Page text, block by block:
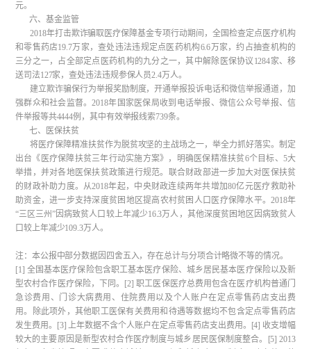
元。
六、基金监管
2018年打击欺诈骗取医疗保障基金专项行动期间，全国检查定点医疗机构
和零售药店19.7万家，查处违法违规定点医药机构6.6万家，约占抽查机构的
三分之一，占全部定点医药机构的九分之一，其中解除医保协议1284家、移
送司法127家，查处违法违规参保人员2.4万人。
建立欺诈骗保行为举报奖励制度，开通举报投诉电话和微信举报通道，加
强群众和社会监督。2018年国家医保局收到电话举报、微信公众号举报、信
件举报等共4444例，其中有效举报线索739条。
七、医保扶贫
将医疗保障精准扶贫作为脱贫攻坚的主战场之一，举全力抓好落实。制定
出台《医疗保障扶贫三年行动实施方案》，明确医保精准扶贫6个目标、5大
举措，并对各地医保扶贫政策进行规范。联合财政部进一步加大对医保扶贫
的财政补助力度。从2018年起，中央财政连续两年共增加80亿元医疗救助补
助资金，进一步支持深度贫困地区提高农村贫困人口医疗保障水平。2018年
“三区三州”因病致贫人口较上年减少16.3万人，其他深度贫困地区因病致贫人
口较上年减少109.3万人。
注：本公报中部分数据因四舍五入，存在总计与分项合计略微不等的情况。
[1] 全国基本医疗保险包含职工基本医疗保险、城乡居民基本医疗保险以及新
型农村合作医疗保险，下同。[2] 职工医保医疗总费用包含在医疗机构普通门
急诊费用、门诊大病费用、住院费用以及个人账户在定点零售药店支出费
用。除此项外，其他职工医保有关费用和待遇等数据均不包含定点零售药店
发生费用。[3] 上年数据不含个人账户在定点零售药店支出费用。[4] 收支增幅
较大的主要原因是新型农村合作医疗制度与城乡居民医保制度整合。[5] 2013